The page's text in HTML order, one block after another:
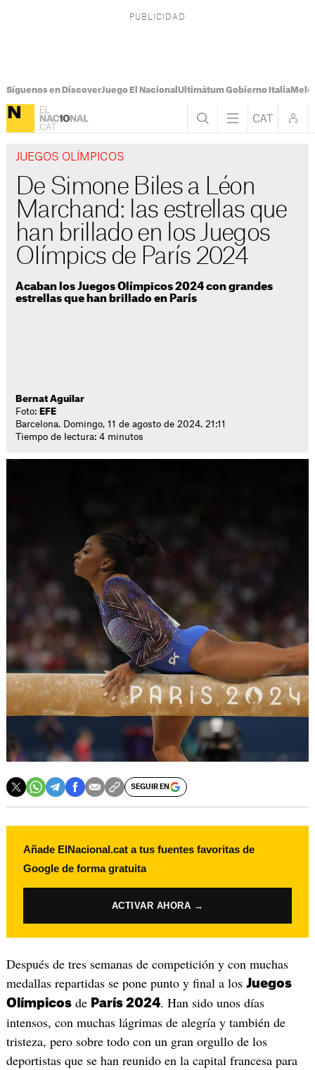
Síguenos en DiscoverJuego El Nacional Ultimátum Gobierno Italia
JUEGOS OLÍMPICOS
De Simone Biles a Léon
Marchand: las estrellas que
han brillado en los Juegos
OIímpics de París 2024
Acaban los Juegos Olímpicos 2024 con grandes
estrellas que han brillado en París
Bernat Aguilar
Foto: EFE
Barcelona. Domingo, 11 de agosto de 2024. 21:11
Tiempo de lectura: 4 minutos
SEGUIR EN
Añade ElNacional.cat a tus fuentes favoritas de
Google de forma gratuita
ACTIVAR AHORA →
Después de tres semanas de competición y con muchas
medallas repartidas se pone punto y final a los Juegos
Olímpicosde París 2024. Han sido unos días
intensos, con muchas lágrimas de alegría y también de
tristeza, pero sobre todo con un gran orgullo de los
deportistas que se han reunido en la capital francesa para